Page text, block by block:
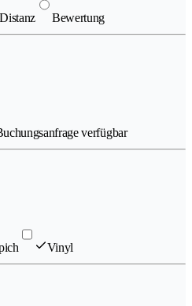
Distanz Bewertung
verfügbar
Vinyl